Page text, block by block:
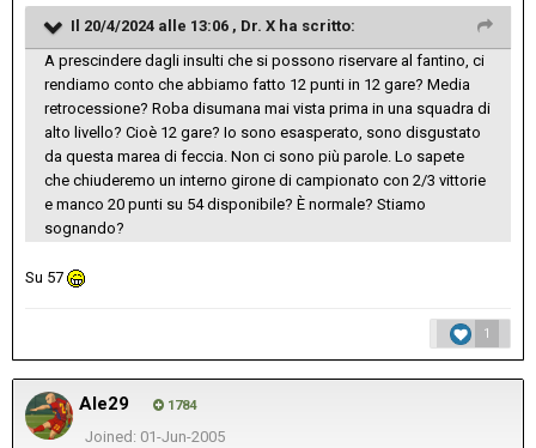
Il 20/4/2024 alle 13:06 , Dr. X ha scritto:
A prescindere dagli insulti che si possono riservare al fantino, ci
rendiamo conto che abbiamo fatto 12 punti in 12 gare? Media
retrocessione? Roba disumana mai vista prima in una squadra di
alto livello? Cioè 12 gare? Io sono esasperato, sono disgustato
da questa marea di feccia. Non ci sono più parole. Lo sapete
che chiuderemo un interno girone di campionato con 2/3 vittorie
e manco 20 punti su 54 disponibile? È normale? Stiamo
sognando?
Su 57
1
Ale29 1784
Joined: 01-Jun-2005